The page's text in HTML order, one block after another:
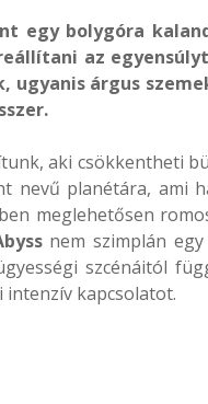
egy bolygóra
az
ugyanis árgus
aki csökkentheti
nevű planétára, ami
meglehetősen
nem szimplán egy
szcénáitól
intenzív kapcsolatot.